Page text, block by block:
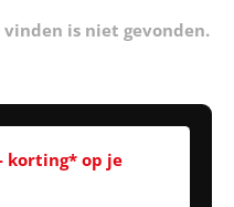
is niet gevonden.
korting* op je